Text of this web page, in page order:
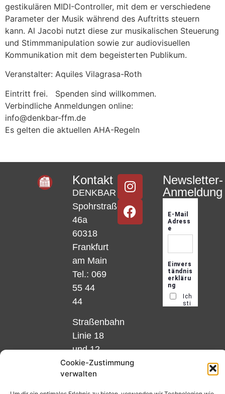
Cookie-Zustimmung
verwalten
gestikulären MIDI-Controller, mit dem er verschiedene
Parameter der Musik während des Auftritts steuern
kann. Al Jacobi nutzt diese zur musikalischen Steuerung
und Stimmmanipulation sowie zur audiovisuellen
Kommunikation mit dem begeisterten Publikum.
Veranstalter: Aquiles Vilagrasa-Roth
Eintritt frei. Spenden sind willkommen.
Verbindliche Anmeldungen online:
info@denkbar-ffm.de
Es gelten die aktuellen AHA-Regeln
Kontakt
DENKBAR
Spohrstraße
46a
60318
Frankfurt
am Main
Tel.: 069
55 44
44
Straßenbahn
Linie 18
und 12,
Haltestelle
Matthias-
Beltz-
Newsletter-
Anmeldung